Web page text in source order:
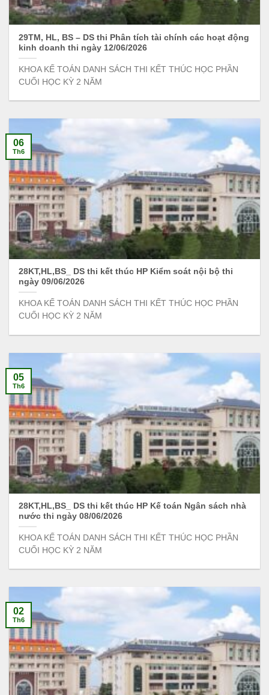
29TM, HL, BS – DS thi Phân tích tài chính các hoạt động
kinh doanh thi ngày 12/06/2026
KHOA KẾ TOÁN DANH SÁCH THI KẾT THÚC HỌC PHẦN
CUỐI HỌC KỲ 2 NĂM
28KT,HL,BS_ DS thi kết thúc HP Kiểm soát nội bộ thi
ngày 09/06/2026
KHOA KẾ TOÁN DANH SÁCH THI KẾT THÚC HỌC PHẦN
CUỐI HỌC KỲ 2 NĂM
06
Th6
28KT,HL,BS_ DS thi kết thúc HP Kế toán Ngân sách nhà
nước thi ngày 08/06/2026
KHOA KẾ TOÁN DANH SÁCH THI KẾT THÚC HỌC PHẦN
CUỐI HỌC KỲ 2 NĂM
05
Th6
02
Th6